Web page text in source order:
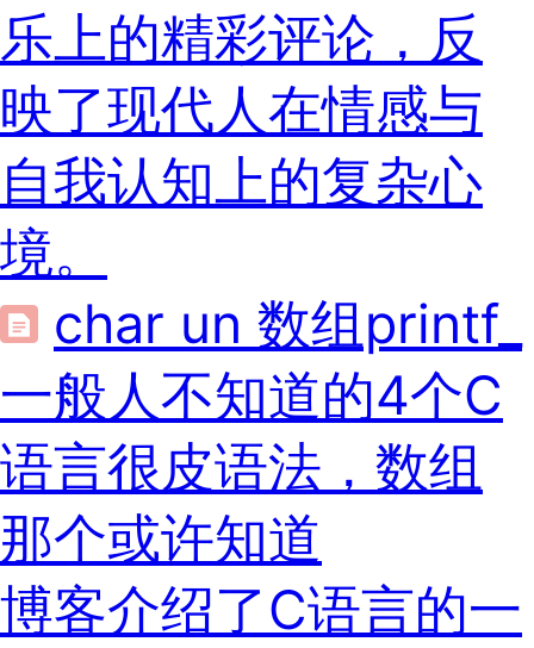
乐上的精彩评论，反
映了现代人在情感与
自我认知上的复杂心
境。
char un 数组printf_
一般人不知道的4个C
语言很皮语法，数组
那个或许知道
博客介绍了C语言的一